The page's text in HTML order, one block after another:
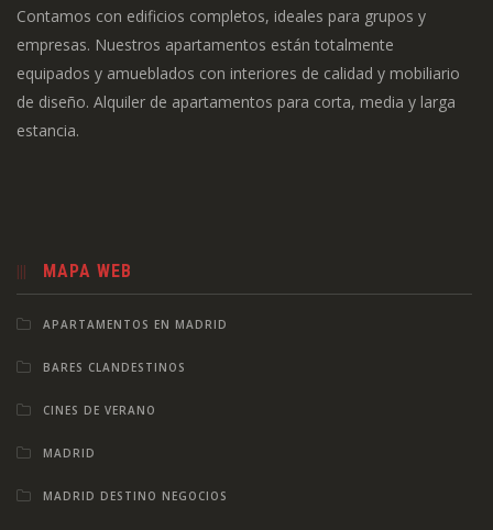
Contamos con edificios completos, ideales para grupos y
empresas. Nuestros apartamentos están totalmente
equipados y amueblados con interiores de calidad y mobiliario
de diseño. Alquiler de apartamentos para corta, media y larga
estancia.
MAPA WEB
APARTAMENTOS EN MADRID
BARES CLANDESTINOS
CINES DE VERANO
MADRID
MADRID DESTINO NEGOCIOS